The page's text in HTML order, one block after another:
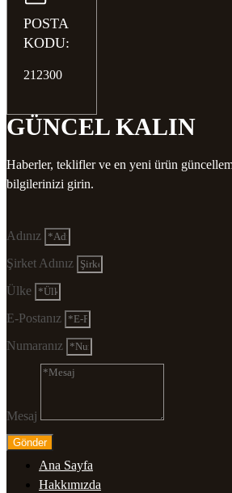
POSTA
KODU:
212300
GÜNCEL KALIN
Haberler, teklifler ve en yeni ürün
bilgilerinizi girin.
Adınız
Şirket Adınız
Ülke
E-Postanız
Numaranız
Mesaj
Gönder
Ana Sayfa
Hakkımızda